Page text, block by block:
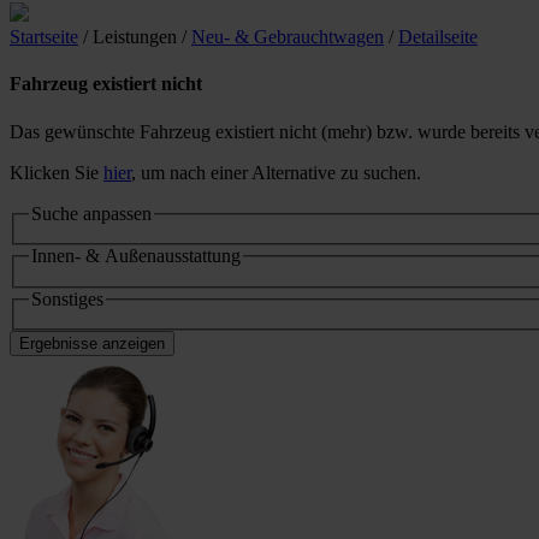
Startseite / Leistungen / Neu- & Gebrauchtwagen / Detailseite
Fahrzeug existiert nicht
Das gewünschte Fahrzeug existiert nicht (mehr) bzw. wurde bereits
Klicken Sie hier, um nach einer Alternative zu suchen.
Suche anpassen
Innen- & Außenausstattung
Sonstiges
Ergebnisse anzeigen